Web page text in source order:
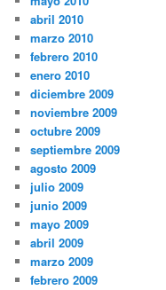
abril 2010
marzo 2010
febrero 2010
enero 2010
diciembre 2009
noviembre 2009
octubre 2009
septiembre 2009
agosto 2009
julio 2009
junio 2009
mayo 2009
abril 2009
marzo 2009
febrero 2009